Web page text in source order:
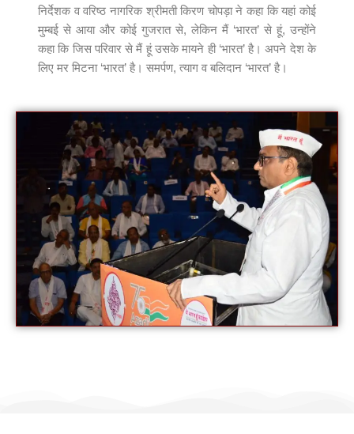
निर्देशक व वरिष्ठ नागरिक श्रीमती किरण चोपड़ा ने कहा कि यहां कोई
मुम्बई से आया और कोई गुजरात से, लेकिन मैं ‘भारत’ से हूं, उन्होंने
कहा कि जिस परिवार से मैं हूं उसके मायने ही ‘भारत’ है। अपने देश के
लिए मर मिटना ‘भारत’ है। समर्पण, त्याग व बलिदान ‘भारत’ है।